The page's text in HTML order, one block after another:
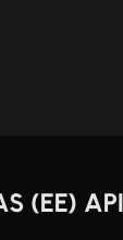
(EE)